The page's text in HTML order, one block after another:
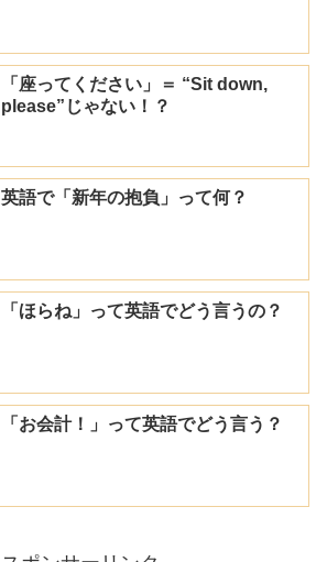
「座ってください」＝ “Sit down,
please”じゃない！？
英語で「新年の抱負」って何？
「ほらね」って英語でどう言うの？
「お会計！」って英語でどう言う？